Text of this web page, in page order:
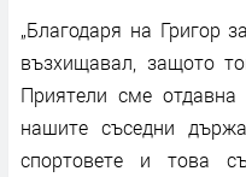
„Благодаря на Григор
възхищавал, защото
Приятели сме
нашите съседни
спортовете и това